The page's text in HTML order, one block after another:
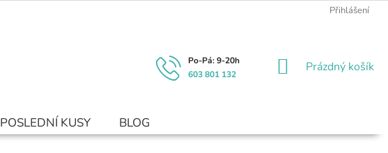
Přihlášení
603 801 132
NÁKUPNÍ
Prázdný košík
POSLEDNÍ KUSY BLOG